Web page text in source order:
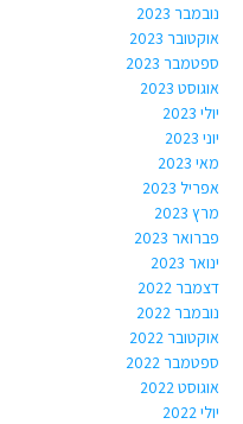
נובמבר 2023
אוקטובר 2023
ספטמבר 2023
אוגוסט 2023
יולי 2023
יוני 2023
מאי 2023
אפריל 2023
מרץ 2023
פברואר 2023
ינואר 2023
דצמבר 2022
נובמבר 2022
אוקטובר 2022
ספטמבר 2022
אוגוסט 2022
יולי 2022